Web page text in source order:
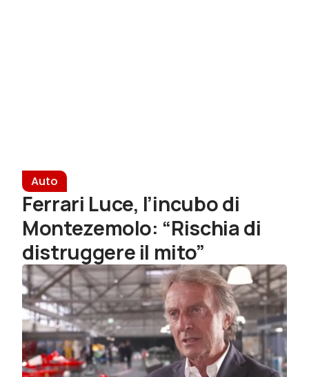
Auto
Ferrari Luce, l’incubo di
Montezemolo: “Rischia di
distruggere il mito”